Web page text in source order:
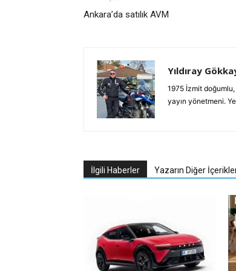
Ankara’da satılık AVM
Yıldıray
1975 İzmit
yayın yönetmeni.
İlgili Haberler Yazarın Diğer